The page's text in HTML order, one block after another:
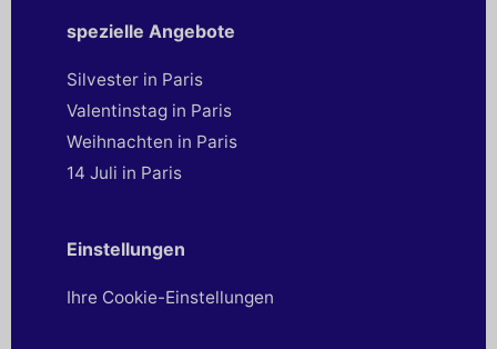
spezielle Angebote
Silvester in Paris
Valentinstag in Paris
Weihnachten in Paris
14 Juli in Paris
Einstellungen
Ihre Cookie-Einstellungen